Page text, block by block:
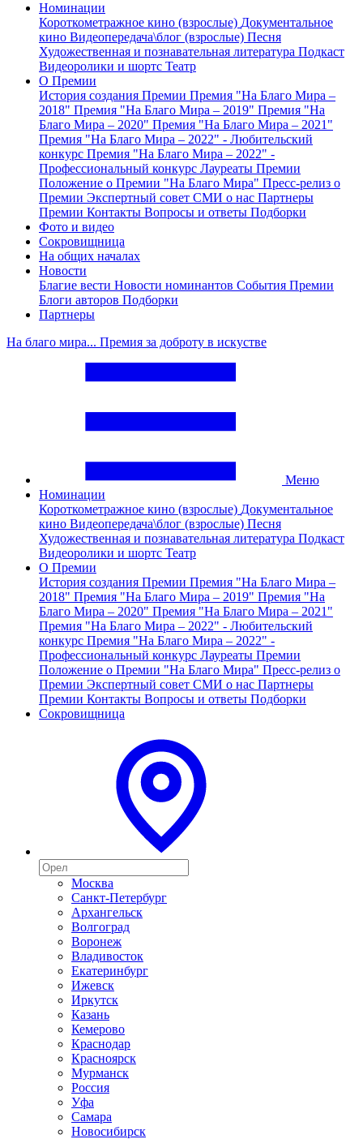
Номинации
Короткометражное кино (взрослые) Документальное
кино Видеопередача\блог (взрослые) Песня
Художественная и познавательная литература Подкаст
Видеоролики и шортс Театр
О Премии
История создания Премии Премия "На Благо Мира –
2018" Премия "На Благо Мира – 2019" Премия "На
Благо Мира – 2020" Премия "На Благо Мира – 2021"
Премия "На Благо Мира – 2022" - Любительский
конкурс Премия "На Благо Мира – 2022" -
Профессиональный конкурс Лауреаты Премии
Положение о Премии "На Благо Мира" Пресс-релиз о
Премии Экспертный совет СМИ о нас Партнеры
Премии Контакты Вопросы и ответы Подборки
Фото и видео
Сокровищница
На общих началах
Новости
Благие вести Новости номинантов События Премии
Блоги авторов Подборки
Партнеры
На благо мира... Премия за доброту в искустве
Меню
Номинации
Короткометражное кино (взрослые) Документальное
кино Видеопередача\блог (взрослые) Песня
Художественная и познавательная литература Подкаст
Видеоролики и шортс Театр
О Премии
История создания Премии Премия "На Благо Мира –
2018" Премия "На Благо Мира – 2019" Премия "На
Благо Мира – 2020" Премия "На Благо Мира – 2021"
Премия "На Благо Мира – 2022" - Любительский
конкурс Премия "На Благо Мира – 2022" -
Профессиональный конкурс Лауреаты Премии
Положение о Премии "На Благо Мира" Пресс-релиз о
Премии Экспертный совет СМИ о нас Партнеры
Премии Контакты Вопросы и ответы Подборки
Сокровищница
Москва
Санкт-Петербург
Архангельск
Волгоград
Воронеж
Владивосток
Екатеринбург
Ижевск
Иркутск
Казань
Кемерово
Краснодар
Красноярск
Мурманск
Россия
Уфа
Самара
Новосибирск